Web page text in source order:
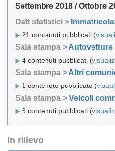
Settembre 2018 / Ottobre
Dati statistici >
21 contenuti pubblicati (
Sala stampa > Autovetture
4 contenuti pubblicati (
Sala stampa > Altri
1 contenuto pubblicato (
Sala stampa > Veicoli
6 contenuti pubblicati (
In rilievo